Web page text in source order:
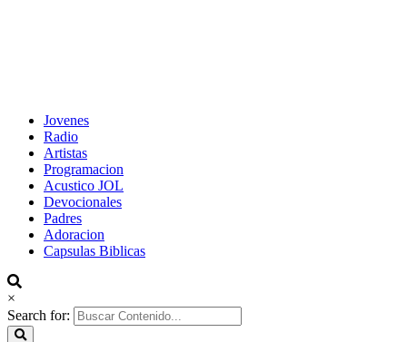
Jovenes
Radio
Artistas
Programacion
Acustico JOL
Devocionales
Padres
Adoracion
Capsulas Biblicas
×
Search for: